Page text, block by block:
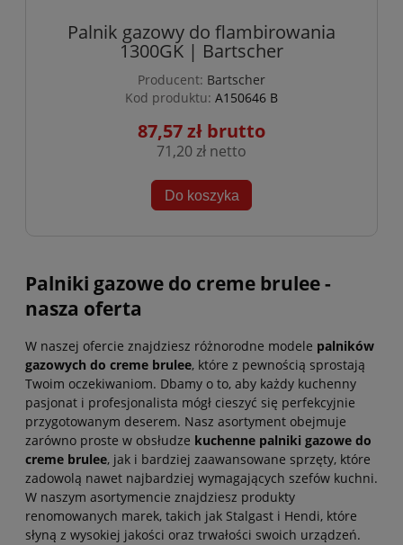
Palnik gazowy do flambirowania
1300GK | Bartscher
Producent: Bartscher
Kod produktu: A150646 B
87,57 zł
71,20 zł
Do koszyka
Palniki gazowe do creme brulee -
nasza oferta
W naszej ofercie znajdziesz różnorodne modele palników
gazowych do creme brulee, które z pewnością sprostają
Twoim oczekiwaniom. Dbamy o to, aby każdy kuchenny
pasjonat i profesjonalista mógł cieszyć się perfekcyjnie
przygotowanym deserem. Nasz asortyment obejmuje
zarówno proste w obsłudze kuchenne palniki gazowe do
creme brulee, jak i bardziej zaawansowane sprzęty, które
zadowolą nawet najbardziej wymagających szefów kuchni.
W naszym asortymencie znajdziesz produkty
renomowanych marek, takich jak Stalgast i Hendi, które
słyną z wysokiej jakości oraz trwałości swoich urządzeń.